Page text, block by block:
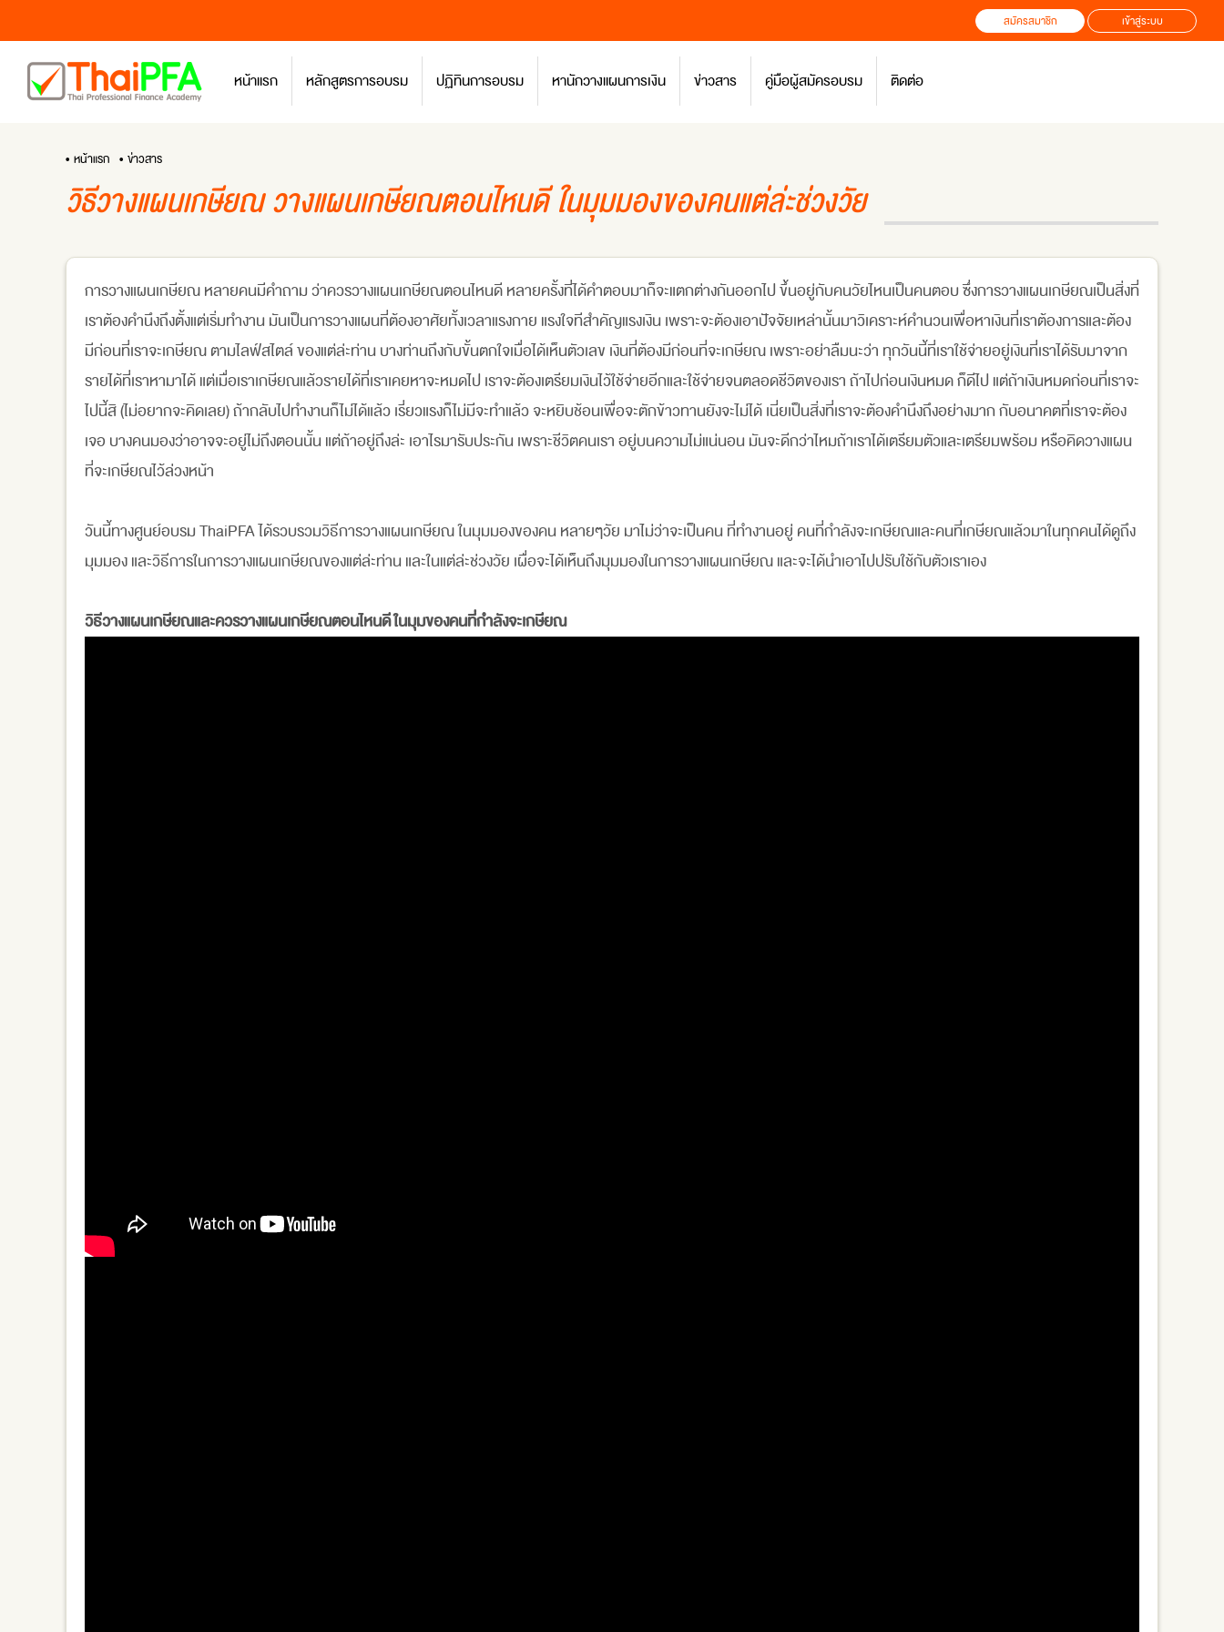
สมัครสมาชิก เข้าสู่ระบบ
หน้าแรก หลักสูตรการอบรม ปฏิทินการอบรม หานักวางแผนการเงิน ข่าวสาร คู่มือผู้สมัครอบรม ติดต่อ
• หน้าแรก • ข่าวสาร
วิธีวางแผนเกษียณ วางแผนเกษียณตอนไหนดี ในมุมมองของคนแต่ล่ะช่วงวัย
การวางแผนเกษียณ หลายคนมีคำถาม ว่าควรวางแผนเกษียณตอนไหนดี หลายครั้งที่ได้คำตอบมาก็จะแตกต่างกันออกไป ขึ้นอยู่กับคนวัยไหนเป็นคนตอบ ซึ่งการวางแผนเกษียณเป็นสิ่งที่
เราต้องคำนึงถึงตั้งแต่เริ่มทำงาน มันเป็นการวางแผนที่ต้องอาศัยทั้งเวลาแรงกาย แรงใจทีสำคัญแรงเงิน เพราะจะต้องเอาปัจจัยเหล่านั้นมาวิเคราะห์คำนวนเพื่อหาเงินที่เราต้องการและต้อง
มีก่อนที่เราจะเกษียณ ตามไลฟ์สไตล์ ของแต่ล่ะท่าน บางท่านถึงกับขั้นตกใจเมื่อได้เห็นตัวเลข เงินที่ต้องมีก่อนที่จะเกษียณ เพราะอย่าลืมนะว่า ทุกวันนี้ที่เราใช้จ่ายอยู่เงินที่เราได้รับมาจาก
รายได้ที่เราหามาได้ แต่เมื่อเราเกษียณแล้วรายได้ที่เราเคยหาจะหมดไป เราจะต้องเตรียมเงินไว้ใช้จ่ายอีกและใช้จ่ายจนตลอดชีวิตของเรา ถ้าไปก่อนเงินหมด ก็ดีไป แต่ถ้าเงินหมดก่อนที่เราจะ
ไปนี้สิ (ไม่อยากจะคิดเลย) ถ้ากลับไปทำงานก็ไม่ได้แล้ว เรี่ยวแรงก็ไม่มีจะทำแล้ว จะหยิบช้อนเพื่อจะตักข้าวทานยังจะไม่ได้ เนี่ยเป็นสิ่งที่เราจะต้องคำนึงถึงอย่างมาก กับอนาคตที่เราจะต้อง
เจอ บางคนมองว่าอาจจะอยู่ไม่ถึงตอนนั้น แต่ถ้าอยู่ถึงล่ะ เอาไรมารับประกัน เพราะชีวิตคนเรา อยู่บนความไม่แน่นอน มันจะดีกว่าไหมถ้าเราได้เตรียมตัวและเตรียมพร้อม หรือคิดวางแผน
ที่จะเกษียณไว้ล่วงหน้า
วันนี้ทางศูนย์อบรม ThaiPFA ได้รวบรวมวิธีการวางแผนเกษียณ ในมุมมองของคน หลายๆวัย มาไม่ว่าจะเป็นคน ที่ทำงานอยู่ คนที่กำลังจะเกษียณและคนที่เกษียณแล้วมาในทุกคนได้ดูถึง
มุมมอง และวิธีการในการวางแผนเกษียณของแต่ล่ะท่าน และในแต่ล่ะช่วงวัย เผื่อจะได้เห็นถึงมุมมองในการวางแผนเกษียณ และจะได้นำเอาไปปรับใช้กับตัวเราเอง
วิธีวางแผนเกษียณและควรวางแผนเกษียณตอนไหนดี ในมุมของคนที่กำลังจะเกษียณ